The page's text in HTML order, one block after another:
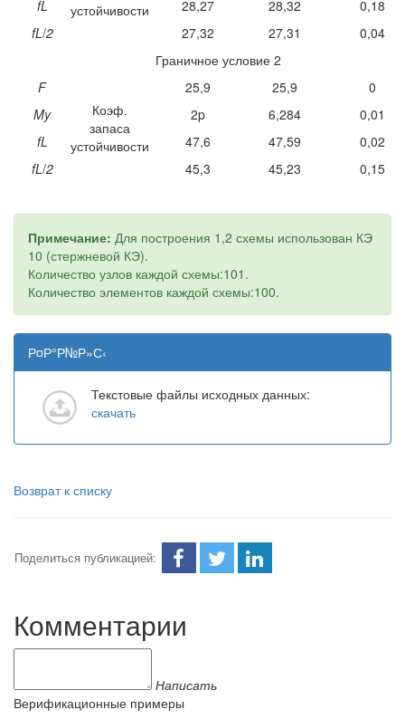
устойчивости
fL
28,27 28,32
0,18
fL/2 27,32 27,31
0,04
Граничное условие 2
F
Коэф.
запаса
устойчивости
25,9 25,9
0
My
2p 6,284
0,01
fL
47,6 47,59
0,02
fL/2 45,3 45,23 0,15
Примечание: Для построения 1,2 схемы использован КЭ
10 (стержневой КЭ).
Количество узлов каждой схемы:101.
Количество элементов каждой схемы:100.
Р¤Р°Р№Р»С‹
Текстовые файлы исходных данных:
скачать
Возврат к списку
Поделиться публикацией:
Комментарии
Написать
Верификационные примеры